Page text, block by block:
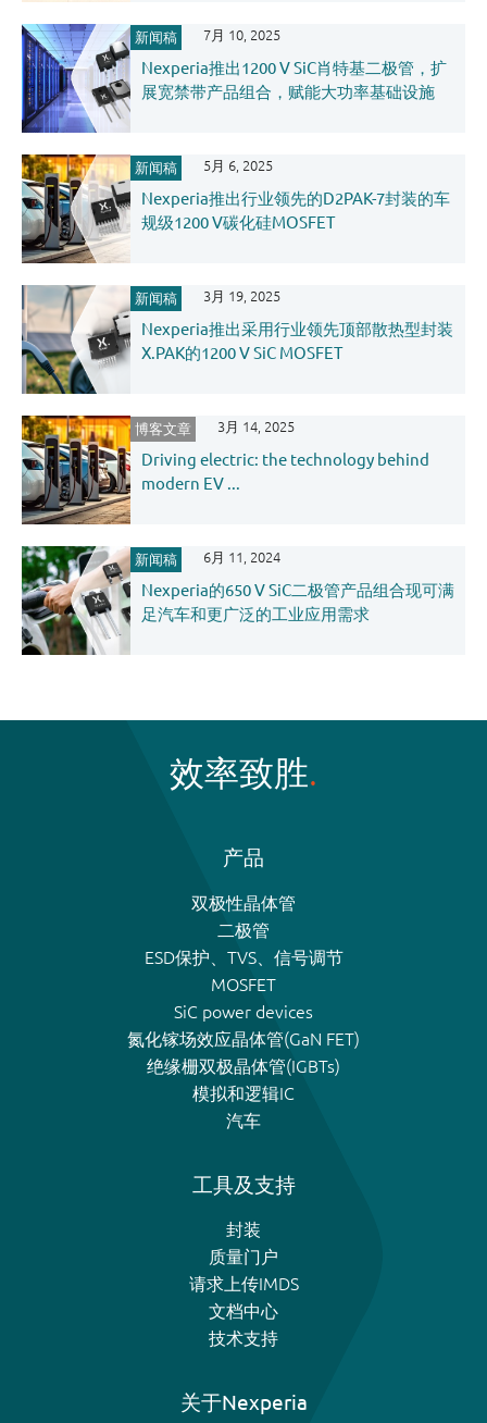
新闻稿 7月 10, 2025
Nexperia推出1200 V SiC肖特基二极管，扩
展宽禁带产品组合，赋能大功率基础设施
新闻稿 5月 6, 2025
Nexperia推出行业领先的D2PAK-7封装的车
规级1200 V碳化硅MOSFET
新闻稿 3月 19, 2025
Nexperia推出采用行业领先顶部散热型封装
X.PAK的1200 V SiC MOSFET
博客文章 3月 14, 2025
Driving electric: the technology behind
modern EV ...
新闻稿 6月 11, 2024
Nexperia的650 V SiC二极管产品组合现可满
足汽车和更广泛的工业应用需求
效率致胜
产品
双极性晶体管
二极管
ESD保护、TVS、信号调节
MOSFET
SiC power devices
氮化镓场效应晶体管(GaN FET)
绝缘栅双极晶体管(IGBTs)
模拟和逻辑IC
汽车
工具及支持
封装
质量门户
请求上传IMDS
文档中心
技术支持
关于Nexperia